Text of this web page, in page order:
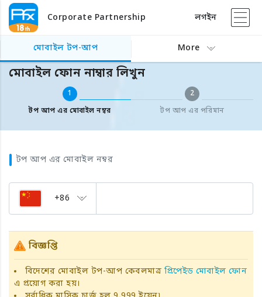
Corporate Partnership লগইন
মোবাইল টপ-আপ More
বিদেশের মোবাইল টপ আপ মোবাইল ফোন নাম্বার লিখুন
মোবাইল ফোন নাম্বার লিখুন
1
টপ আপ এর মোবাইল নম্বর
2
টপ আপ এর পরিমান
টপ আপ এর মোবাইল নম্বর
+86
বিজ্ঞপ্তি
বিদেশের মোবাইল টপ-আপ কেবলমাত্র প্রিপেইড মোবাইল ফোন
এ প্রয়োগ করা হয়।